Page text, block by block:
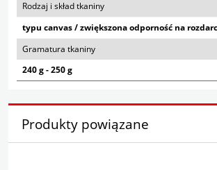
Rodzaj i skład tkaniny
typu canvas / zwiększona odporność na
Gramatura tkaniny
240 g - 250 g
Produkty powiązane